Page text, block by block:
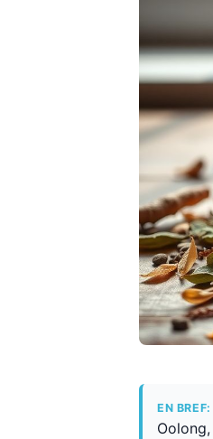
EN BREF: